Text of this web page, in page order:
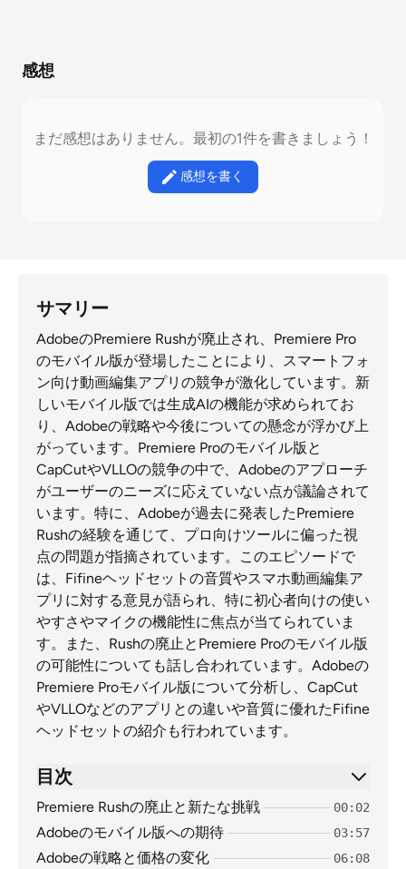
感想
まだ感想はありません。最初の1件を書きましょう！
感想を書く
サマリー
AdobeのPremiere Rushが廃止され、Premiere Pro
のモバイル版が登場したことにより、スマートフォ
ン向け動画編集アプリの競争が激化しています。新
しいモバイル版では生成AIの機能が求められてお
り、Adobeの戦略や今後についての懸念が浮かび上
がっています。Premiere Proのモバイル版と
CapCutやVLLOの競争の中で、Adobeのアプローチ
がユーザーのニーズに応えていない点が議論されて
います。特に、Adobeが過去に発表したPremiere
Rushの経験を通じて、プロ向けツールに偏った視
点の問題が指摘されています。このエピソードで
は、Fifineヘッドセットの音質やスマホ動画編集ア
プリに対する意見が語られ、特に初心者向けの使い
やすさやマイクの機能性に焦点が当てられていま
す。また、Rushの廃止とPremiere Proのモバイル版
の可能性についても話し合われています。Adobeの
Premiere Proモバイル版について分析し、CapCut
やVLLOなどのアプリとの違いや音質に優れたFifine
ヘッドセットの紹介も行われています。
目次
Premiere Rushの廃止と新たな挑戦 00:02
Adobeのモバイル版への期待 03:57
Adobeの戦略と価格の変化 06:08